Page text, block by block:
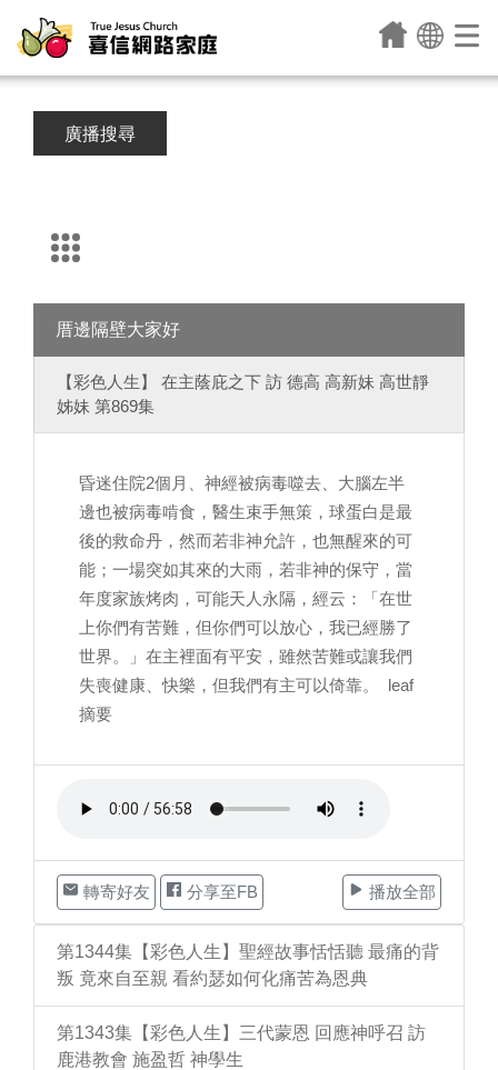
廣播搜尋
厝邊隔壁大家好
【彩色人生】 在主蔭庇之下 訪 德高 高新妹 高世靜
姊妹 第869集
昏迷住院2個月、神經被病毒噬去、大腦左半
邊也被病毒啃食，醫生束手無策，球蛋白是最
後的救命丹，然而若非神允許，也無醒來的可
能；一場突如其來的大雨，若非神的保守，當
年度家族烤肉，可能天人永隔，經云：「在世
上你們有苦難，但你們可以放心，我已經勝了
世界。」在主裡面有平安，雖然苦難或讓我們
失喪健康、快樂，但我們有主可以倚靠。 leaf
摘要
轉寄好友 分享至FB 播放全部
第1344集【彩色人生】聖經故事恬恬聽 最痛的背
叛 竟來自至親 看約瑟如何化痛苦為恩典
第1343集【彩色人生】三代蒙恩 回應神呼召 訪
鹿港教會 施盈哲 神學生